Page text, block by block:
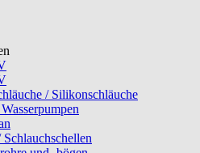
/ Silikonschläuche